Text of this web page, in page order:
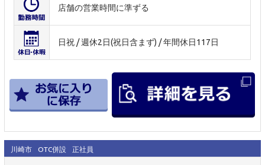
店舗の営業時間に準ずる
日祝 / 週休2日(祝日含まず) / 年間休日117日
川崎市 OTC併設 正社員